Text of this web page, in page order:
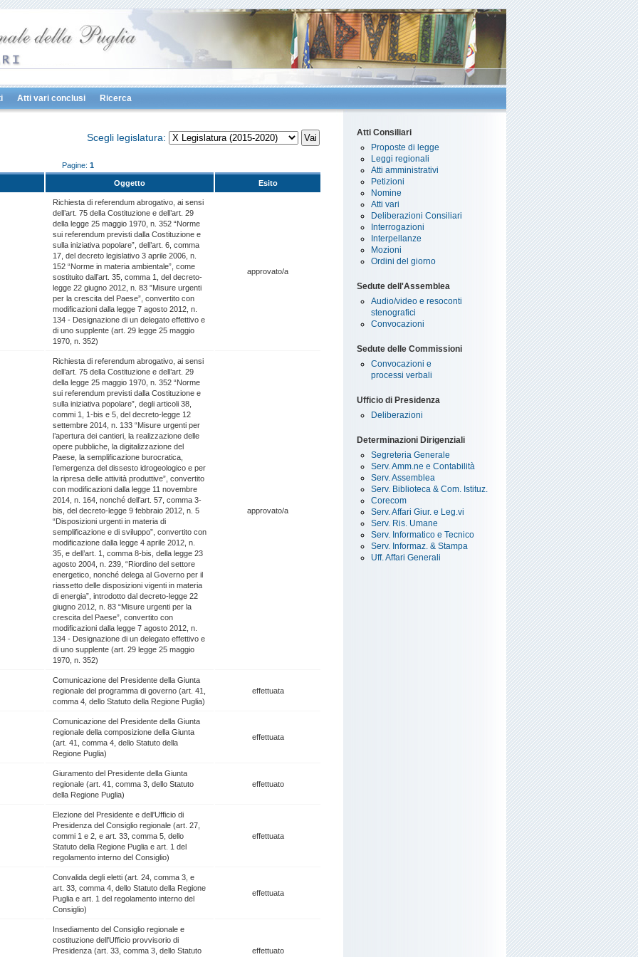
Atti vari conclusi Ricerca
Scegli legislatura:
Pagine: 1
Oggetto Esito
Richiesta di referendum abrogativo, ai sensi
dell’art. 75 della Costituzione e dell’art. 29
della legge 25 maggio 1970, n. 352 “Norme
sui referendum previsti dalla Costituzione e
sulla iniziativa popolare”, dell’art. 6, comma
17, del decreto legislativo 3 aprile 2006, n.
152 “Norme in materia ambientale”, come
sostituito dall’art. 35, comma 1, del decreto-
legge 22 giugno 2012, n. 83 ”Misure urgenti
per la crescita del Paese”, convertito con
modificazioni dalla legge 7 agosto 2012, n.
134 - Designazione di un delegato effettivo e
di uno supplente (art. 29 legge 25 maggio
1970, n. 352)
approvato/a
Richiesta di referendum abrogativo, ai sensi
dell’art. 75 della Costituzione e dell’art. 29
della legge 25 maggio 1970, n. 352 “Norme
sui referendum previsti dalla Costituzione e
sulla iniziativa popolare”, degli articoli 38,
commi 1, 1-bis e 5, del decreto-legge 12
settembre 2014, n. 133 “Misure urgenti per
l’apertura dei cantieri, la realizzazione delle
opere pubbliche, la digitalizzazione del
Paese, la semplificazione burocratica,
l’emergenza del dissesto idrogeologico e per
la ripresa delle attività produttive”, convertito
con modificazioni dalla legge 11 novembre
2014, n. 164, nonché dell’art. 57, comma 3-
bis, del decreto-legge 9 febbraio 2012, n. 5
“Disposizioni urgenti in materia di
semplificazione e di sviluppo”, convertito con
modificazione dalla legge 4 aprile 2012, n.
35, e dell’art. 1, comma 8-bis, della legge 23
agosto 2004, n. 239, “Riordino del settore
energetico, nonché delega al Governo per il
riassetto delle disposizioni vigenti in materia
di energia”, introdotto dal decreto-legge 22
giugno 2012, n. 83 “Misure urgenti per la
crescita del Paese”, convertito con
modificazioni dalla legge 7 agosto 2012, n.
134 - Designazione di un delegato effettivo e
di uno supplente (art. 29 legge 25 maggio
1970, n. 352)
approvato/a
Comunicazione del Presidente della Giunta
regionale del programma di governo (art. 41,
comma 4, dello Statuto della Regione Puglia)
effettuata
Comunicazione del Presidente della Giunta
regionale della composizione della Giunta
(art. 41, comma 4, dello Statuto della
Regione Puglia)
effettuata
Giuramento del Presidente della Giunta
regionale (art. 41, comma 3, dello Statuto
della Regione Puglia)
effettuato
Elezione del Presidente e dell'Ufficio di
Presidenza del Consiglio regionale (art. 27,
commi 1 e 2, e art. 33, comma 5, dello
Statuto della Regione Puglia e art. 1 del
regolamento interno del Consiglio)
effettuata
Convalida degli eletti (art. 24, comma 3, e
art. 33, comma 4, dello Statuto della Regione
Puglia e art. 1 del regolamento interno del
Consiglio)
effettuata
Insediamento del Consiglio regionale e
costituzione dell'Ufficio provvisorio di
Presidenza (art. 33, comma 3, dello Statuto
effettuato
Atti Consiliari
Proposte di legge
Leggi regionali
Atti amministrativi
Petizioni
Nomine
Atti vari
Deliberazioni Consiliari
Interrogazioni
Interpellanze
Mozioni
Ordini del giorno
Sedute dell'Assemblea
Audio/video e resoconti
stenografici
Convocazioni
Sedute delle Commissioni
Convocazioni e
processi verbali
Ufficio di Presidenza
Deliberazioni
Determinazioni Dirigenziali
Segreteria Generale
Serv. Amm.ne e Contabilità
Serv. Assemblea
Serv. Biblioteca & Com. Istituz.
Corecom
Serv. Affari Giur. e Leg.vi
Serv. Ris. Umane
Serv. Informatico e Tecnico
Serv. Informaz. & Stampa
Uff. Affari Generali